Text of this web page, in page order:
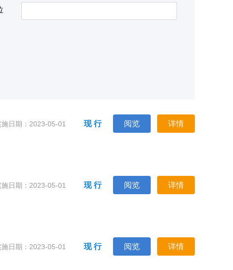
现 行 阅览 详情
施日期：2023-05-01
现 行 阅览 详情
施日期：2023-05-01
现 行 阅览 详情
施日期：2023-05-01